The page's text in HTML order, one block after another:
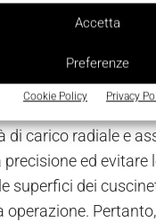
Accetta
Preferenze
Cookie Policy Privacy
alberi,
segue il principio
parti avvitate e
con
di carico radiale e
precisione ed evitare
superfici dei
operazione.